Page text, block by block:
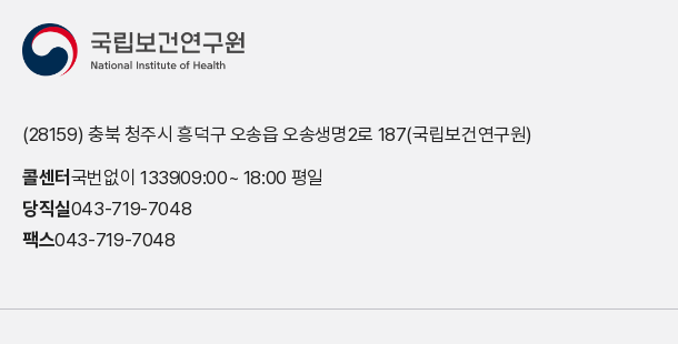
(28159) 충북 청주시 흥덕구 오송읍 오송생명2로 187(국립보건연구원)
콜센터 국번없이 133909:00~ 18:00 평일
당직실043-719-7048
팩스043-719-7048